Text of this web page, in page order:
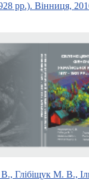
рр.). Вінниця,
Глібіщук М. В.,